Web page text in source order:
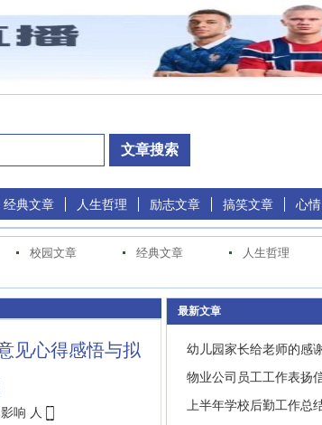
经典文章 人生哲理 励志文章 搞笑文章 心
校园文章 经典文章 人生哲理
见心得感悟与拟
响 人
最新文章
幼儿园家长给老师的感
物业公司员工工作表扬
上半年学校后勤工作总